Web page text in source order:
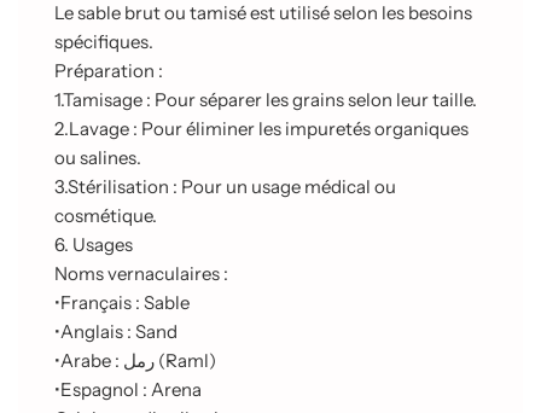
Le sable brut ou tamisé est utilisé selon les besoins
spécifiques.
Préparation :
1.Tamisage : Pour séparer les grains selon leur taille.
2.Lavage : Pour éliminer les impuretés organiques
ou salines.
3.Stérilisation : Pour un usage médical ou
cosmétique.
6. Usages
Noms vernaculaires :
•Français : Sable
•Anglais : Sand
•
Arabe : رمل (Raml)
•Espagnol : Arena